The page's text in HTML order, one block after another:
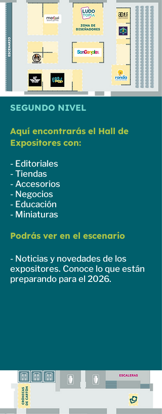
SEGUNDO NIVEL
Aquí encontrarás el Hall de
Expositores con:
- Editoriales
- Tiendas
- Accesorios
- Negocios
- Educación
- Miniaturas
Podrás ver en el escenario
- Noticias y novedades de los
expositores. Conoce lo que están
preparando para el 2026.